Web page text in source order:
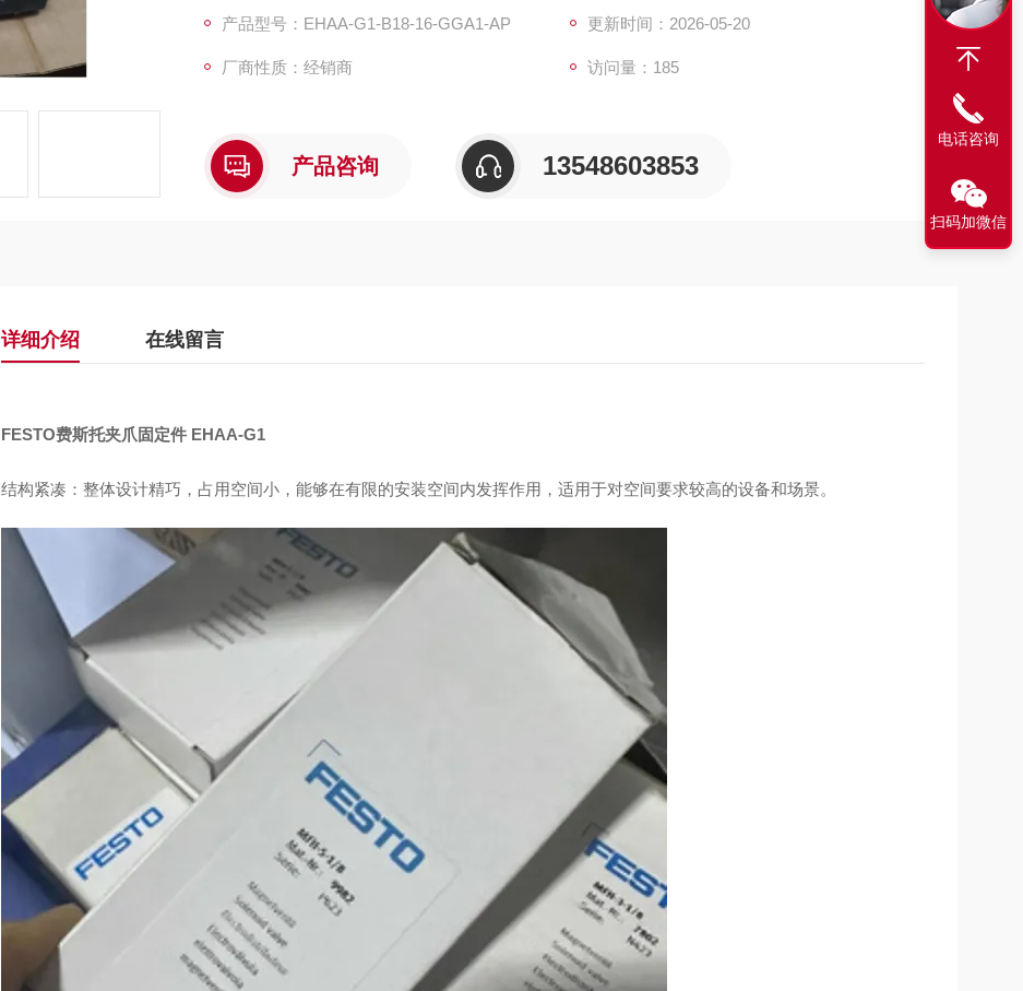
产品型号：EHAA-G1-B18-16-GGA1-AP 更新时间：2026-05-20
厂商性质：经销商 访问量：185
产品咨询 13548603853
详细介绍 在线留言
FESTO费斯托夹爪固定件 EHAA-G1
结构紧凑：整体设计精巧，占用空间小，能够在有限的安装空间内发挥作用，适用于对空间要求较高的设备和场景。
电话咨询
扫码加微信